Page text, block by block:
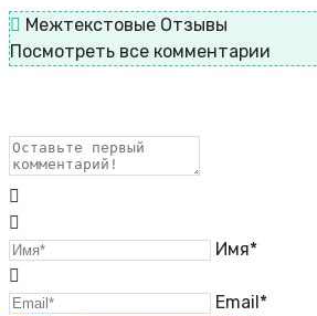
Межтекстовые Отзывы
Посмотреть все комментарии
Имя*
Email*